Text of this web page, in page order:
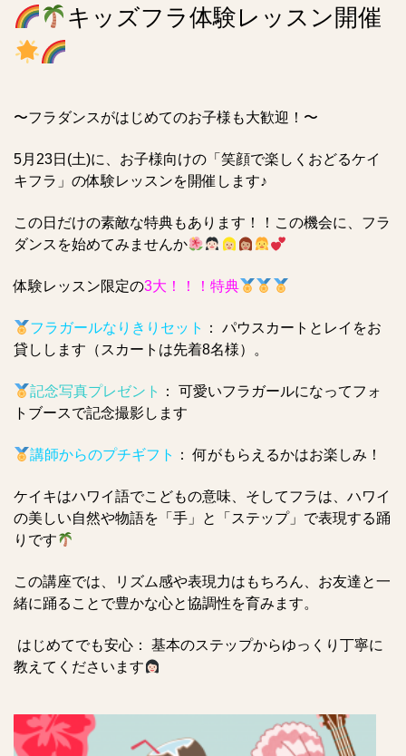
キッズフラ体験レッスン開催
〜フラダンスがはじめてのお子様も大歓迎！〜
5月23日(土)に、お子様向けの「笑顔で楽しくおどるケイ
キフラ」の体験レッスンを開催します♪
この日だけの素敵な特典もあります！！この機会に、フラ
ダンスを始めてみませんか
体験レッスン限定の3大！ ！ ！特典
フラガールなりきりセット
： パウスカートとレイをお
貸しします（スカートは先着8名様）。
記念写真プレゼント
： 可愛いフラガールになってフォ
トブースで記念撮影します
講師からのプチギフト ： 何がもらえるかはお楽しみ！
ケイキはハワイ語でこどもの意味、そしてフラは、ハワイ
の美しい自然や物語を「手」と「ステップ」で表現する踊
りです
この講座では、リズム感や表現力はもちろん、お友達と一
緒に踊ることで豊かな心と協調性を育みます。
はじめてでも安心： 基本のステップからゆっくり丁寧に
教えてくださいます